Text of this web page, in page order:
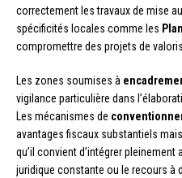
correctement les travaux de mise
spécificités locales comme les
compromettre des projets de
Les zones soumises à
vigilance particulière dans
Les mécanismes de
avantages fiscaux substantiels
qu’il convient d’intégrer pleinement
juridique constante ou le recours